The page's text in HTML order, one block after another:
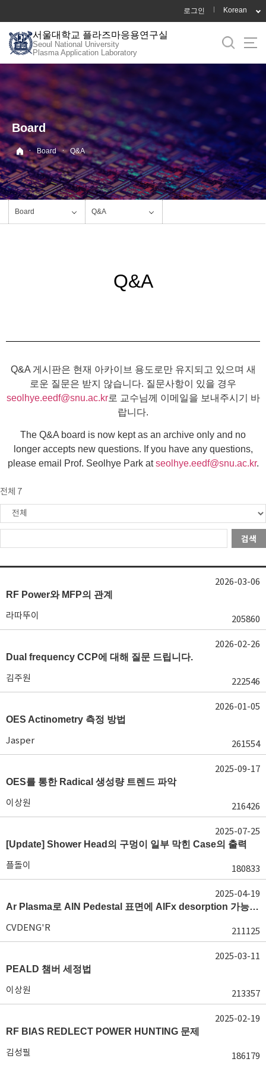
로
메
뉴
로그인 Korean
서울대학교 플라즈마응용연구실
Seoul National University
Plasma Application Laboratory
Board
· Board · Q&A
Board Q&A
Q&A
Q&A 게시판은 현재 아카이브 용도로만 유지되고 있으며 새
로운 질문은 받지 않습니다. 질문사항이 있을 경우
seolhye.eedf@snu.ac.kr로 교수님께 이메일을 보내주시기 바
랍니다.
The Q&A board is now kept as an archive only and no
longer accepts new questions. If you have any questions,
please email Prof. Seolhye Park atseolhye.eedf@snu.ac.kr.
전체 7
검색
RF Power와 MFP의 관계
라따뚜이 205860
2026-03-06
Dual frequency CCP에 대해 질문 드립니다.
김주원 222546
2026-02-26
OES Actinometry 측정 방법
Jasper 261554
2026-01-05
OES를 통한 Radical 생성량 트렌드 파악
이상원 216426
2025-09-17
[Update] Shower Head의 구멍이 일부 막힌 Case의 출력
플돌이 180833
2025-07-25
Ar Plasma로 AlN Pedestal 표면에 AlFx desorption 가능 여부가 궁금합니다.
CVDENG'R 211125
2025-04-19
PEALD 챔버 세정법
이상원 213357
2025-03-11
RF BIAS REDLECT POWER HUNTING 문제
김성필 186179
2025-02-19